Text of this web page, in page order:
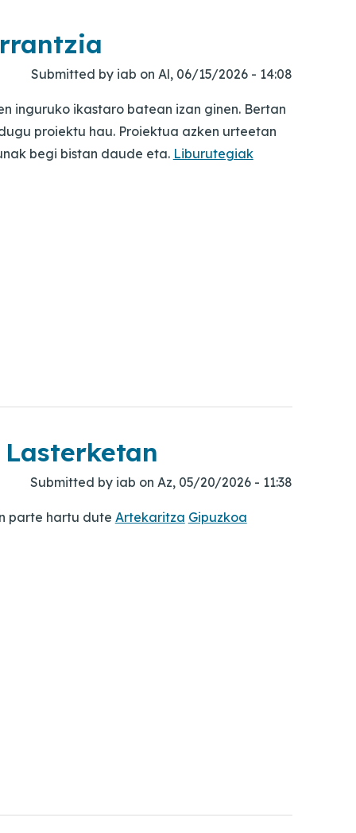
Submitted by iab on Al, 06/15/2026 - 14:08
inguruko ikastaro batean izan ginen. Bertan
proiektu hau. Proiektua azken urteetan
begi bistan daude eta. Liburutegiak
Lasterketan
Submitted by iab on Az, 05/20/2026 - 11:38
parte hartu dute Artekaritza Gipuzkoa